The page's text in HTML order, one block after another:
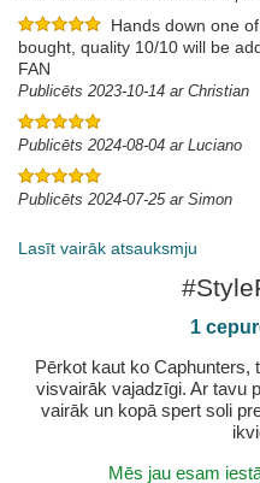
Hands down one
bought, quality 10/10 will be
FAN
Publicēts 2023-10-14 ar Christian
Publicēts 2024-08-04 ar Luciano
Publicēts 2024-07-25 ar Simon
Lasīt vairāk atsauksmju
1
Pērkot kaut ko Caphunters,
visvairāk vajadzīgi. Ar tavu
vairāk un kopā spert soli
Mēs jau esam